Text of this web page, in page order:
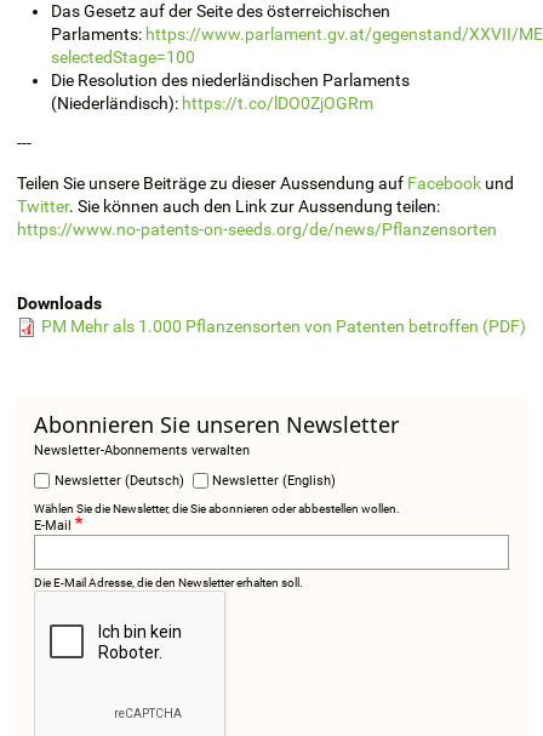
Das Gesetz auf der Seite des österreichischen
Parlaments: https://www.parlament.gv.at/gegenstand/XXVII/
selectedStage=100
Die Resolution des niederländischen Parlaments
(Niederländisch): https://t.co/lDO0ZjOGRm
---
Teilen Sie unsere Beiträge zu dieser Aussendung auf Facebook und
Twitter. Sie können auch den Link zur Aussendung teilen:
https://www.no-patents-on-seeds.org/de/news/Pflanzensorten
Downloads
PM Mehr als 1.000 Pflanzensorten von Patenten betroffen (PDF)
Abonnieren Sie unseren Newsletter
Newsletter-Abonnements verwalten
Newsletter (Deutsch)
Newsletter (English)
Wählen Sie die Newsletter, die Sie abonnieren oder abbestellen wollen.
E-Mail
Die E-Mail Adresse, die den Newsletter erhalten soll.